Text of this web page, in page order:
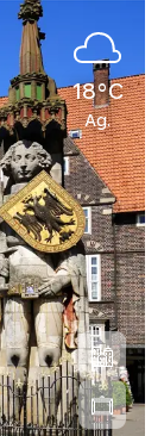
18°C
Ag.